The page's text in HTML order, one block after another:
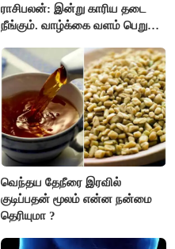
ராசிபலன்: இன்று காரிய தடை
நீங்கும். வாழ்க்கை வளம் பெறும்.
எடைபோடுவது நல்லது..!
வெந்தய தேநீரை இரவில்
குடிப்பதன் மூலம் என்ன நன்மை
தெரியுமா ?